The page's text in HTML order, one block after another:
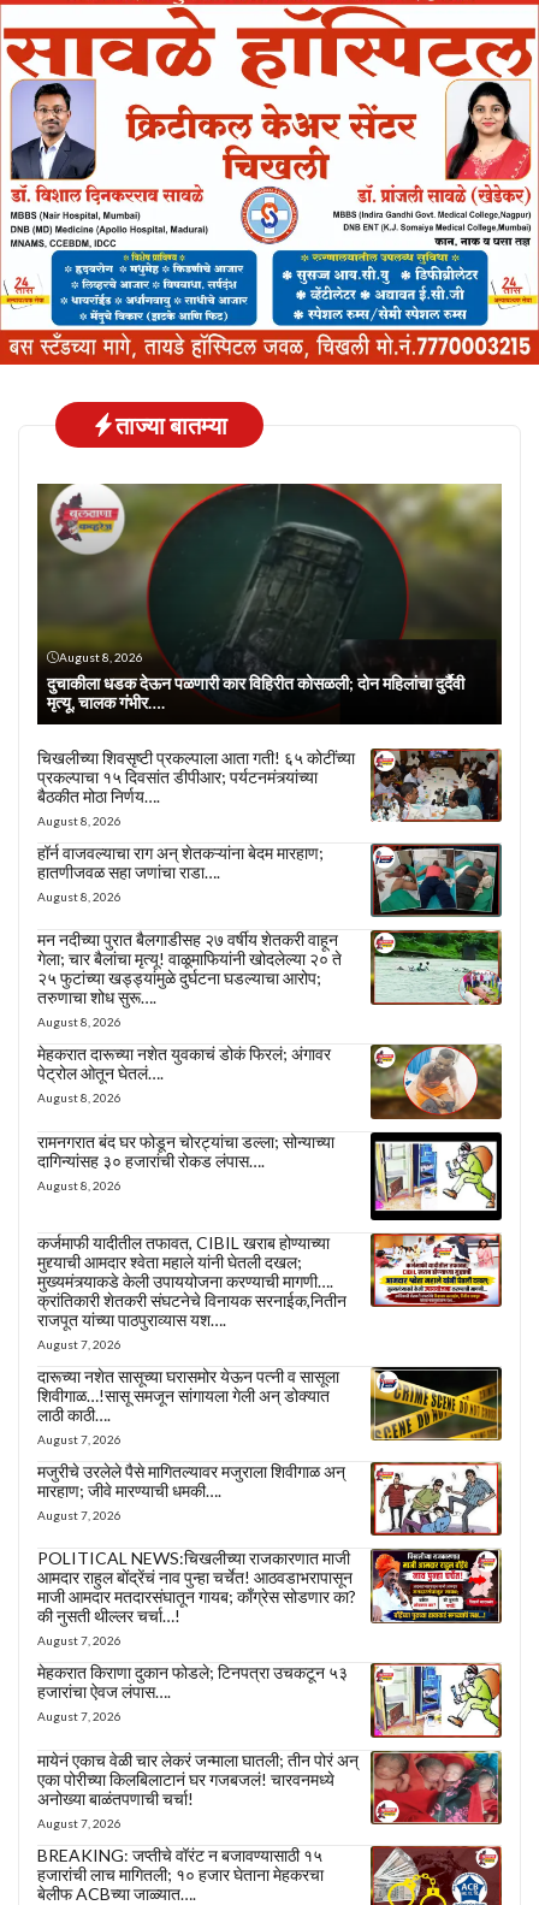
ताज्या बातम्या
August 8, 2026
दुचाकीला धडक देऊन पळणारी कार विहिरीत कोसळली; दोन महिलांचा दुर्दैवी
मृत्यू, चालक गंभीर….
चिखलीच्या शिवसृष्टी प्रकल्पाला आता गती! ६५ कोटींच्या
प्रकल्पाचा १५ दिवसांत डीपीआर; पर्यटनमंत्र्यांच्या
बैठकीत मोठा निर्णय….
August 8, 2026
हॉर्न वाजवल्याचा राग अन् शेतकऱ्यांना बेदम मारहाण;
हातणीजवळ सहा जणांचा राडा….
August 8, 2026
मन नदीच्या पुरात बैलगाडीसह २७ वर्षीय शेतकरी वाहून
गेला; चार बैलांचा मृत्यू! वाळूमाफियांनी खोदलेल्या २० ते
२५ फुटांच्या खड्ड्यांमुळे दुर्घटना घडल्याचा आरोप;
तरुणाचा शोध सुरू….
August 8, 2026
मेहकरात दारूच्या नशेत युवकाचं डोकं फिरलं; अंगावर
पेट्रोल ओतून घेतलं….
August 8, 2026
रामनगरात बंद घर फोडून चोरट्यांचा डल्ला; सोन्याच्या
दागिन्यांसह ३० हजारांची रोकड लंपास….
August 8, 2026
कर्जमाफी यादीतील तफावत, CIBIL खराब होण्याच्या
मुद्द्याची आमदार श्वेता महाले यांनी घेतली दखल;
मुख्यमंत्र्याकडे केली उपाययोजना करण्याची मागणी….
क्रांतिकारी शेतकरी संघटनेचे विनायक सरनाईक,नितीन
राजपूत यांच्या पाठपुराव्यास यश….
August 7, 2026
दारूच्या नशेत सासूच्या घरासमोर येऊन पत्नी व सासूला
शिवीगाळ…!सासू समजून सांगायला गेली अन् डोक्यात
लाठी काठी….
August 7, 2026
मजुरीचे उरलेले पैसे मागितल्यावर मजुराला शिवीगाळ अन्
मारहाण; जीवे मारण्याची धमकी….
August 7, 2026
POLITICAL NEWS:चिखलीच्या राजकारणात माजी
आमदार राहुल बोंद्रेंचं नाव पुन्हा चर्चेत! आठवडाभरापासून
माजी आमदार मतदारसंघातून गायब; काँग्रेस सोडणार का?
की नुसती थील्लर चर्चा…!
August 7, 2026
मेहकरात किराणा दुकान फोडले; टिनपत्रा उचकटून ५३
हजारांचा ऐवज लंपास….
August 7, 2026
मायेनं एकाच वेळी चार लेकरं जन्माला घातली; तीन पोरं अन्
एका पोरीच्या किलबिलाटानं घर गजबजलं! चारवनमध्ये
अनोख्या बाळंतपणाची चर्चा!
August 7, 2026
BREAKING: जप्तीचे वॉरंट न बजावण्यासाठी १५
हजारांची लाच मागितली; १० हजार घेताना मेहकरचा
बेलीफ ACBच्या जाळ्यात….